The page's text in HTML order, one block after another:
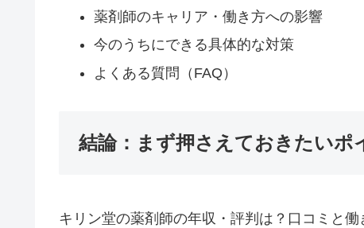
薬剤師のキャリア・働き方への影響
今のうちにできる具体的な対策
よくある質問（FAQ）
結論：まず押さえておきたいポ
キリン堂の薬剤師の年収・評判は？口コミと